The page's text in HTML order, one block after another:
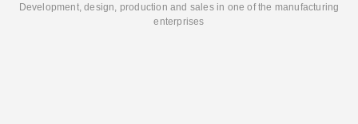
Development, design, production and sales in one of the manufacturing
enterprises